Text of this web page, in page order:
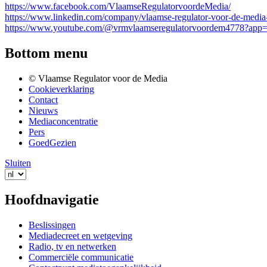
https://www.facebook.com/VlaamseRegulatorvoordeMedia/
https://www.linkedin.com/company/vlaamse-regulator-voor-de-
https://www.youtube.com/
Bottom menu
© Vlaamse Regulator voor de Media
Cookieverklaring
Contact
Nieuws
Mediaconcentratie
Pers
GoedGezien
Sluiten
Hoofdnavigatie
Beslissingen
Mediadecreet en wetgeving
Radio, tv en netwerken
Commerciële communicatie